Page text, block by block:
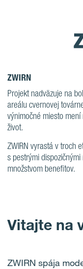
ZWIRN
Projekt nadväzuje na
areálu cvernovej
výnimočné miesto
život.
ZWIRN vyrastá v troch
s pestrými
množstvom benefitov.
Vitajte na
ZWIRN spája